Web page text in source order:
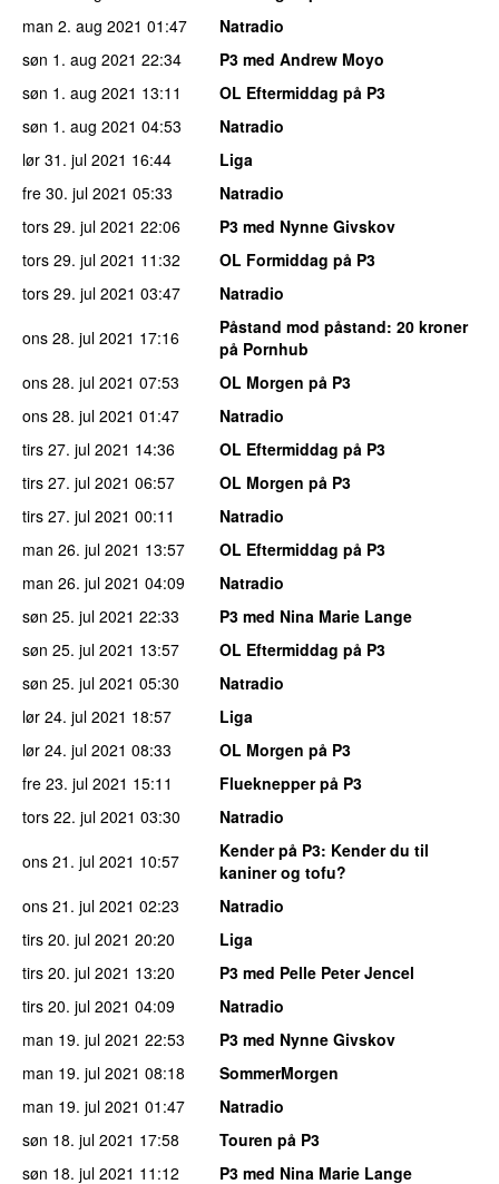
man 2. aug 2021 01:47
Natradio
søn 1. aug 2021 22:34
P3 med Andrew Moyo
søn 1. aug 2021 13:11
OL Eftermiddag på P3
søn 1. aug 2021 04:53
Natradio
lør 31. jul 2021 16:44
Liga
fre 30. jul 2021 05:33
Natradio
tors 29. jul 2021 22:06
P3 med Nynne Givskov
tors 29. jul 2021 11:32
OL Formiddag på P3
tors 29. jul 2021 03:47
Natradio
ons 28. jul 2021 17:16 Påstand mod påstand: 20 kroner
på Pornhub
ons 28. jul 2021 07:53
OL Morgen på P3
ons 28. jul 2021 01:47
Natradio
tirs 27. jul 2021 14:36
OL Eftermiddag på P3
tirs 27. jul 2021 06:57
OL Morgen på P3
tirs 27. jul 2021 00:11
Natradio
man 26. jul 2021 13:57
OL Eftermiddag på P3
man 26. jul 2021 04:09
Natradio
søn 25. jul 2021 22:33
P3 med Nina Marie Lange
søn 25. jul 2021 13:57
OL Eftermiddag på P3
søn 25. jul 2021 05:30
Natradio
lør 24. jul 2021 18:57
Liga
lør 24. jul 2021 08:33
OL Morgen på P3
fre 23. jul 2021 15:11
Flueknepper på P3
tors 22. jul 2021 03:30
Natradio
ons 21. jul 2021 10:57 Kender på P3: Kender du til
kaniner og tofu?
ons 21. jul 2021 02:23
Natradio
tirs 20. jul 2021 20:20
Liga
tirs 20. jul 2021 13:20
P3 med Pelle Peter Jencel
tirs 20. jul 2021 04:09
Natradio
man 19. jul 2021 22:53
P3 med Nynne Givskov
man 19. jul 2021 08:18
SommerMorgen
man 19. jul 2021 01:47
Natradio
søn 18. jul 2021 17:58
Touren på P3
søn 18. jul 2021 11:12 P3 med Nina Marie Lange